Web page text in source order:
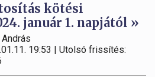
kötési
január 1. napjától »
19:53 | Utolsó frissítés: